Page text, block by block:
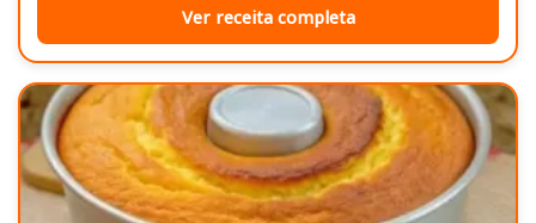
Ver receita completa